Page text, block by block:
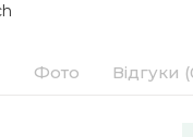
Фото Відгуки